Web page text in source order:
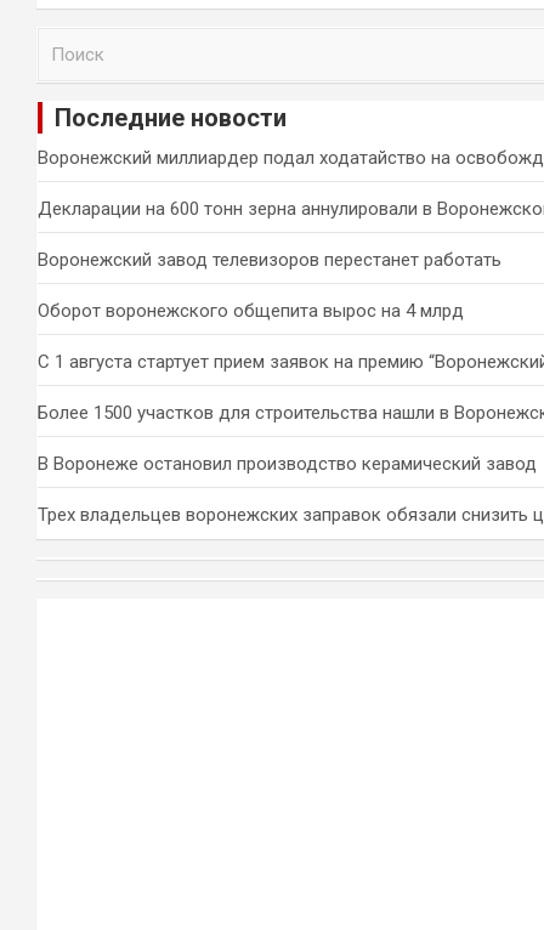
и
Последние новости
Воронежский миллиардер подал ходатайство на
Декларации на 600 тонн зерна аннулировали в
Воронежский завод телевизоров перестанет работать
Оборот воронежского общепита вырос на 4 млрд
С 1 августа стартует прием заявок на премию
Более 1500 участков для строительства нашли в
В Воронеже остановил производство керамический завод
Трех владельцев воронежских заправок обязали снизить